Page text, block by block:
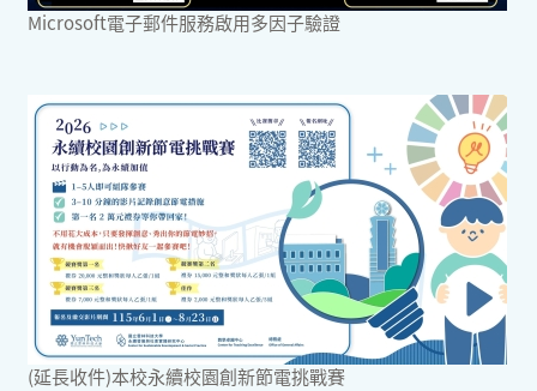
Microsoft電子郵件服務啟用多因子驗證
(延長收件)本校永續校園創新節電挑戰賽